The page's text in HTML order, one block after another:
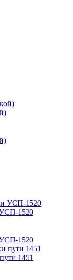
УСП-1520
УСП-1520
1451